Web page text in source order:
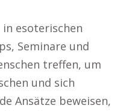
esoterischen
Seminare und
treffen, um
und sich
Ansätze beweisen,